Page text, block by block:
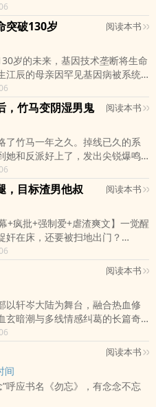
虚荣，一天打三份工。【冒名顶
是男主公司的小员工，一次意
的秘密，并冒名顶替，成了男主
心神不安，你不得不给为自己找
主秘书的身份，私下与男主的小
，高价售卖公司秘密文件。
【恋综的过气影后】【世界待补
，钱够花吗？不够我这有。小儿
说的那个
蛇吗？直到某天，有人提起了
韩老夫人一愣——这名字，怎么有
整天望天的胖管家，眼神也变
着三个性格各异的娃，在镇上过日
甜，水很深。
就撞在替嫁大婚的门槛上！这一
，不当垫脚石——抢回被吞嫁
当场捉奸亲妹与未婚夫，闹得
男女身败名裂！
，她拎包直奔火车站去大西北。
的沈度，这一世，她来护！
新来的娇美人又凶又飒，嘴利
当场掀桌怼翻，远近无人敢惹。
沉稳寡言的沈大佬，把她宠到骨
敌人胆寒的铁血大佬，人后他黏
，
你，只准爱我一个。”【重生虐渣
婚后爱+泼辣飒姐×高冷大佬】
突破130岁 阅读本书
岁的未来，基因技术垄断将生命
江辰的母亲因罕见基因病被系统
价值”，面临断药。为救母亲，他
命科技禁区，却发现黑幕。
而结盟的同伴们——退役特种
想主义企业家——建立起地下实
技术对抗巨头垄断。
相更为骇人。一项名为
术，正将人类分为
救至亲到对抗整个将生命商品化
在围剿中颠沛流离，传播开源知
者。
正的救赎并非延长寿命，而是夺
权利——在技术垄断的铁幕上，
的微光。
，竹马变阴湿男鬼 阅读本书
了竹马一年之久。掉线已久的系
她和反派好上了，发出尖锐爆鸣
人了！
：【咱们攻略的是男主！！！】
略错人了。
去攻略男主，但竹马却追了上
男主，凌珞一直想方设法摆脱竹
步步紧逼。
巴，眸眼痴迷，温柔道：“我记
梅竹马是天生一对，请你别半途
也别抛下我，好吗？”甩又甩不
道怎么就被他发现她的攻略任
阴湿潮冷的气息，按住她的腰
，目标渣男他叔 阅读本书
+疯批+强制爱+虐渣爽文】一觉醒
奸在床，还要被扫地出门？
然穿成了古早霸总文里，被渣男
舔狗炮灰！
顶着满身暧昧红痕，指着人渣前
不认账？给老娘负责！”下一秒，
「危！
人了啊喂！」「睡你的是他小叔
人人惧怕的活阎王、灭世级疯
阅读本书
以轩岑大陆为舞台，融合热血修
玄暗潮与多线情感纠葛的长篇奇
展开：他被神秘灵兽千痕狼王救
却在机缘巧合中得到先天大帝
》残卷。
阅读本书
间
呼应书名《勿忘》，有念念不忘